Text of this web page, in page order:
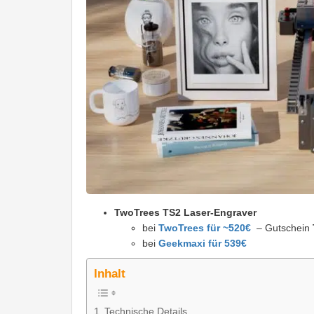
TwoTrees TS2 Laser-Engraver
bei TwoTrees für ~520€ – Gutschein
bei Geekmaxi für 539€
Inhalt
Technische Details